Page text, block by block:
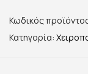
Κωδικός
Κατηγορία: